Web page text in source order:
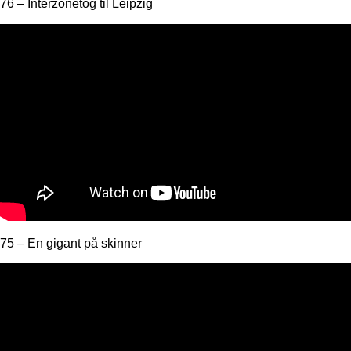
76 – Interzonetog til Leipzig
75 – En gigant på skinner